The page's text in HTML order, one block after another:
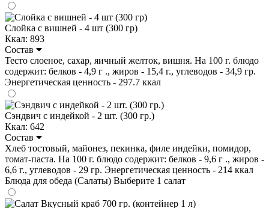
Слойка с вишней - 4 шт (300 гр)
Ккал: 893
Состав
Тесто слоеное, сахар, яичный желток, вишня. На 100 г. блюдо
содержит: белков - 4,9 г ., жиров - 15,4 г., углеводов - 34,9 гр.
Энергетическая ценность - 297.7 ккал
Сэндвич с индейкой - 2 шт. (300 гр.)
Ккал: 642
Состав
Хлеб тостовый, майонез, пекинка, филе индейки, помидор,
томат-паста. На 100 г. блюдо содержит: белков - 9,6 г ., жиров -
6,6 г., углеводов - 29 гр. Энергетическая ценность - 214 ккал
Блюда для обеда (Салаты) Выберите 1 салат